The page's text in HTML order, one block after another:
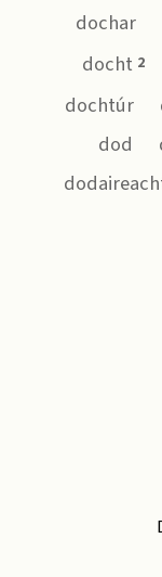
dochar
docht 2
dochtúr
dod